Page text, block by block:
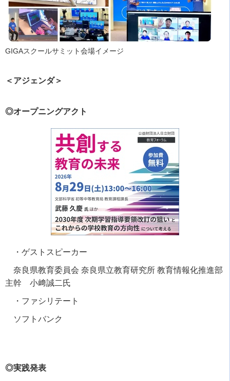
GIGAスクールサミット会場イメージ
＜アジェンダ＞
◎オープニングアクト
・ゲストスピーカー
奈良県教育委員会 奈良県立教育研究所 教育情報化推進部
主幹 小﨑誠二氏
・ファシリテート
ソフトバンク
◎実践発表